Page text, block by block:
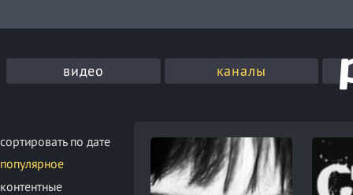
видео каналы
сортировать по дате
популярное
контентные